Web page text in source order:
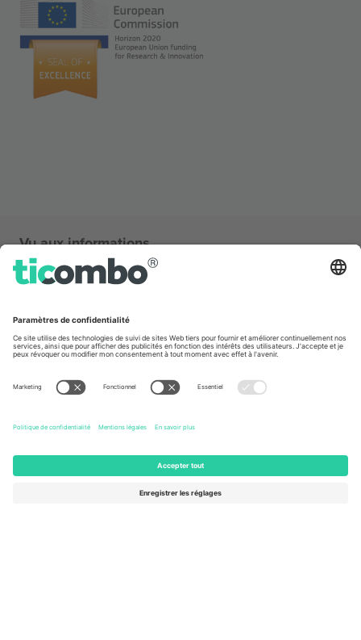
Vu aux informations
À propos de
Imprimer
Services de l'entreprise
Comment ça marche
Hôtels
Centre d'information sur la Coupe